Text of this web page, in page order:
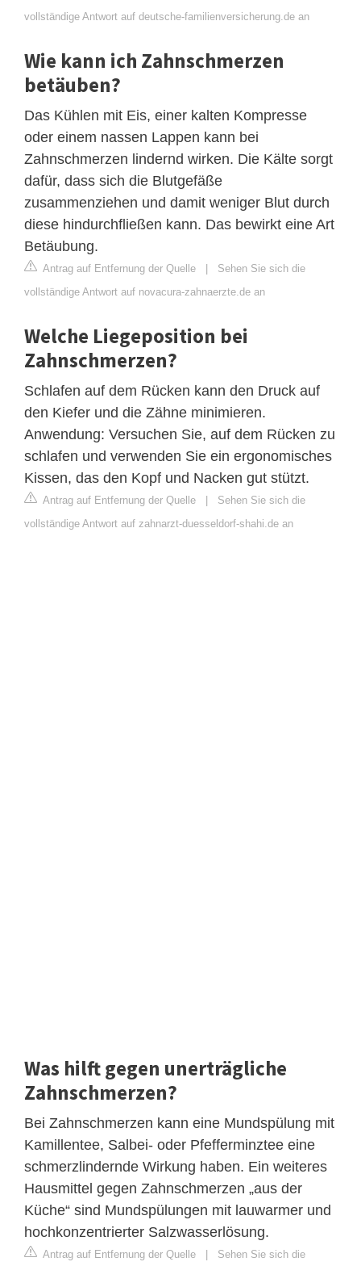
vollständige Antwort auf deutsche-familienversicherung.de an
Wie kann ich Zahnschmerzen
betäuben?
Das Kühlen mit Eis, einer kalten Kompresse
oder einem nassen Lappen kann bei
Zahnschmerzen lindernd wirken. Die Kälte sorgt
dafür, dass sich die Blutgefäße
zusammenziehen und damit weniger Blut durch
diese hindurchfließen kann. Das bewirkt eine Art
Betäubung.
Antrag auf Entfernung der Quelle | Sehen Sie sich die
vollständige Antwort auf novacura-zahnaerzte.de an
Welche Liegeposition bei
Zahnschmerzen?
Schlafen auf dem Rücken kann den Druck auf
den Kiefer und die Zähne minimieren.
Anwendung: Versuchen Sie, auf dem Rücken zu
schlafen und verwenden Sie ein ergonomisches
Kissen, das den Kopf und Nacken gut stützt.
Antrag auf Entfernung der Quelle | Sehen Sie sich die
vollständige Antwort auf zahnarzt-duesseldorf-shahi.de an
Was hilft gegen unerträgliche
Zahnschmerzen?
Bei Zahnschmerzen kann eine Mundspülung mit
Kamillentee, Salbei- oder Pfefferminztee eine
schmerzlindernde Wirkung haben. Ein weiteres
Hausmittel gegen Zahnschmerzen „aus der
Küche“ sind Mundspülungen mit lauwarmer und
hochkonzentrierter Salzwasserlösung.
Antrag auf Entfernung der Quelle | Sehen Sie sich die